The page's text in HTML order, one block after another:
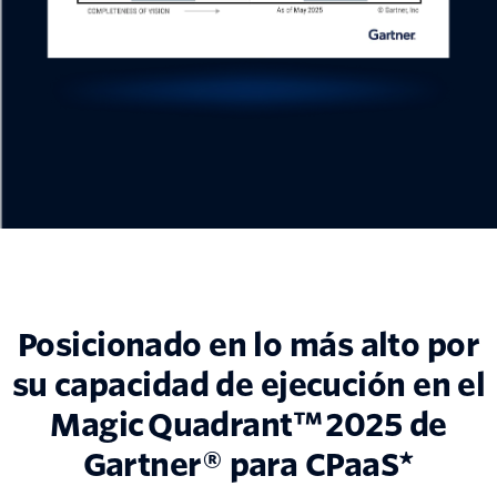
Posicionado en lo más alto por
su capacidad de ejecución en el
Magic Quadrant™ 2025 de
Gartner® para CPaaS*